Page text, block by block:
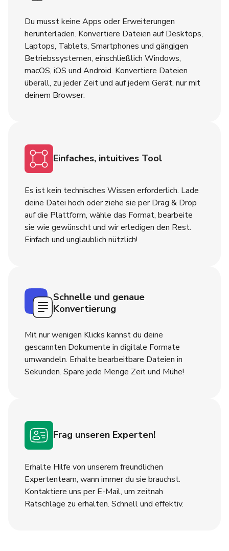
Du musst keine Apps oder Erweiterungen
herunterladen. Konvertiere Dateien auf Desktops,
Laptops, Tablets, Smartphones und gängigen
Betriebssystemen, einschließlich Windows,
macOS, iOS und Android. Konvertiere Dateien
überall, zu jeder Zeit und auf jedem Gerät, nur mit
deinem Browser.
Einfaches, intuitives Tool
Es ist kein technisches Wissen erforderlich. Lade
deine Datei hoch oder ziehe sie per Drag & Drop
auf die Plattform, wähle das Format, bearbeite
sie wie gewünscht und wir erledigen den Rest.
Einfach und unglaublich nützlich!
Schnelle und genaue
Konvertierung
Mit nur wenigen Klicks kannst du deine
gescannten Dokumente in digitale Formate
umwandeln. Erhalte bearbeitbare Dateien in
Sekunden. Spare jede Menge Zeit und Mühe!
Frag unseren Experten!
Erhalte Hilfe von unserem freundlichen
Expertenteam, wann immer du sie brauchst.
Kontaktiere uns per E-Mail, um zeitnah
Ratschläge zu erhalten. Schnell und effektiv.